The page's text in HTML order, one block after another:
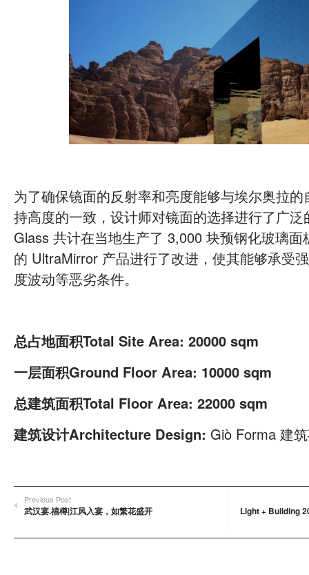
为了确保镜面的反射率和亮度能够与埃尔奥拉
持高度的一致，设计师对镜面的选择进行了广
Glass 共计在当地生产了 3,000 块预钢化玻璃
的 UltraMirror 产品进行了改进，使其能够承受
度波动等恶劣条件。
总占地面积Total Site Area: 20000 sqm
一层面积Ground Floor Area: 10000 sqm
总建筑面积Total Floor Area: 22000 sqm
建筑设计Architecture Design: Giò Forma 建
Previous Post
武汉宴.禧樽|江风入宴，如繁花盛开 Light + Building